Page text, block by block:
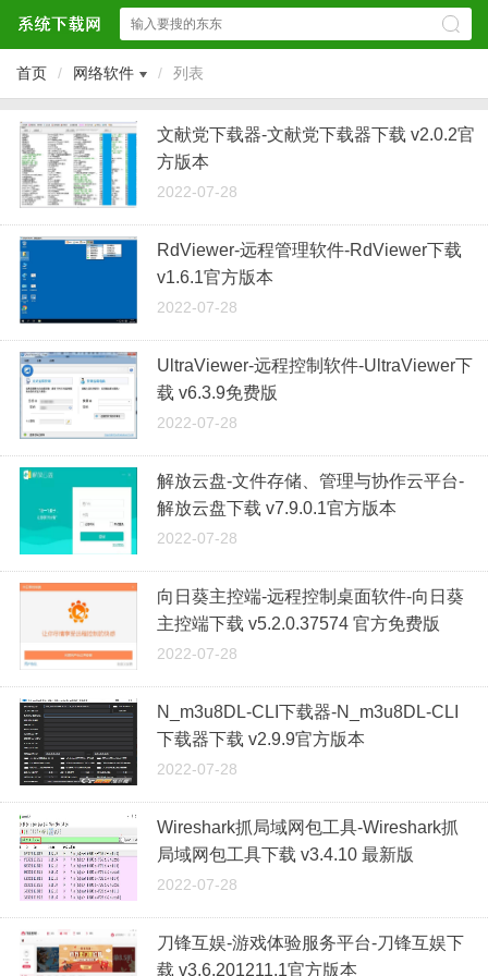
首页 / 网络软件 / 列表
文献党下载器-文献党下载器下载 v2.0.2官
方版本
2022-07-28
RdViewer-远程管理软件-RdViewer下载
v1.6.1官方版本
2022-07-28
UltraViewer-远程控制软件-UltraViewer下
载 v6.3.9免费版
2022-07-28
解放云盘-文件存储、管理与协作云平台-
解放云盘下载 v7.9.0.1官方版本
2022-07-28
向日葵主控端-远程控制桌面软件-向日葵
主控端下载 v5.2.0.37574 官方免费版
2022-07-28
N_m3u8DL-CLI下载器-N_m3u8DL-CLI
下载器下载 v2.9.9官方版本
2022-07-28
Wireshark抓局域网包工具-Wireshark抓
局域网包工具下载 v3.4.10 最新版
2022-07-28
刀锋互娱-游戏体验服务平台-刀锋互娱下
载 v3.6.201211.1官方版本